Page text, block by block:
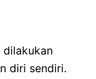
dilakukan
diri sendiri.